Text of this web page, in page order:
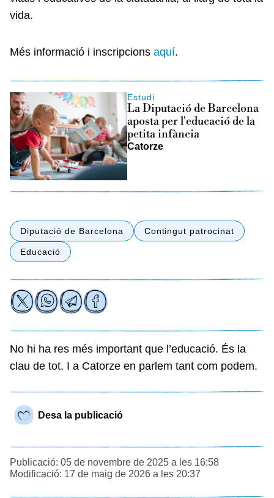
vida.
Més informació i inscripcions aquí.
Estudi
La Diputació de Barcelona
aposta per l'educació de la
petita infància
Catorze
Diputació de Barcelona Contingut patrocinat
Educació
No hi ha res més important que l’educació. És la
clau de tot. I a Catorze en parlem tant com podem.
Desa la publicació
Publicació: 05 de novembre de 2025 a les 16:58
Modificació: 17 de maig de 2026 a les 20:37